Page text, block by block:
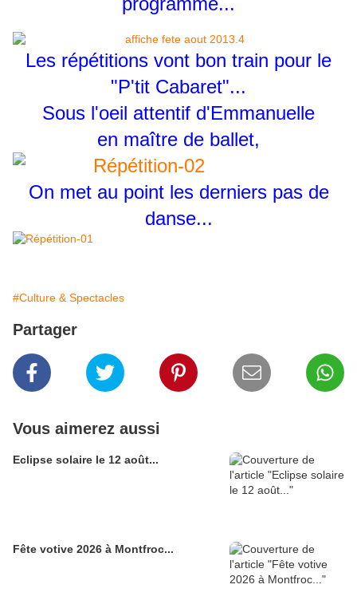
Les répétitions vont bon train pour le
"P'tit Cabaret"...
Sous l'oeil attentif d'Emmanuelle
en maître de ballet,
On met au point les derniers pas de
danse...
#Culture & Spectacles
Partager
Vous aimerez aussi
Eclipse solaire le 12 août...
Fête votive 2026 à Montfroc...